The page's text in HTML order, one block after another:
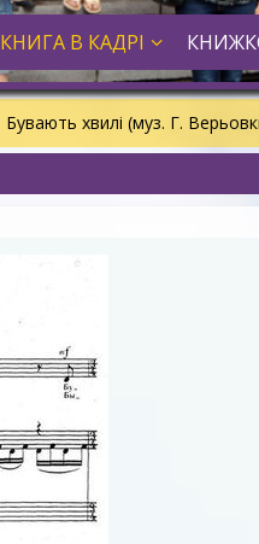
КНИГА В КАДРІ
Бувають хвилі (муз. Г.